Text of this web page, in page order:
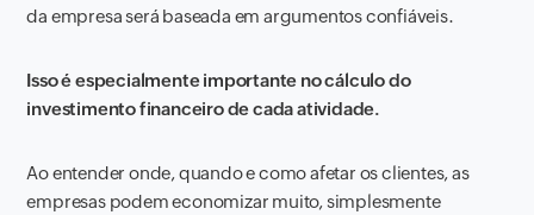
da empresa será baseada em argumentos confiáveis.
Isso é especialmente importante no cálculo do
investimento financeiro de cada atividade.
Ao entender onde, quando e como afetar os clientes, as
empresas podem economizar muito, simplesmente